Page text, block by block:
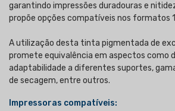
garantindo impressões duradouras e
propõe opções compatíveis nos formatos
A utilização desta tinta pigmentada de
promete equivalência em aspectos como
adaptabilidade a diferentes suportes,
de secagem, entre outros.
Impressoras compatíveis: